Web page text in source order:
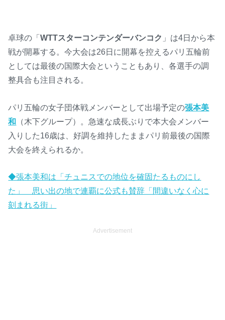
卓球の「WTTスターコンテンダーバンコク 」は4日から本
戦が開幕する。今大会は26日に開幕を控えるパリ五輪前
としては最後の国際大会ということもあり、各選手の調
整具合も注目される。
パリ五輪の女子団体戦メンバーとして出場予定の張本美
和 （木下グループ）。急速な成長ぶりで本大会メンバー
入りした16歳は、好調を維持したままパリ前最後の国際
大会を終えられるか。
◆張本美和は「チュニスでの地位を確固たるものにし
た」 思い出の地で連覇に公式も賛辞「間違いなく心に
刻まれる街」
Advertisement